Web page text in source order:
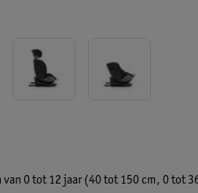
van 0 tot 12 jaar (40 tot 150 cm, 0 tot